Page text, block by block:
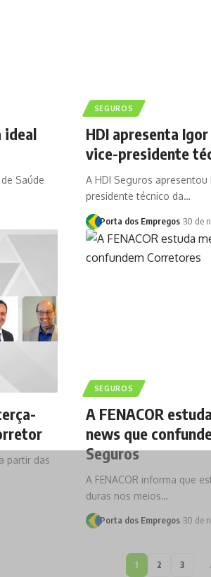
ideal
Saúde
SEGUROS
HDI apresenta
vice-presidente
A HDI Seguros
presidente técnico da…
Porta dos Empregos 30 de
partir das
SEGUROS
A FENACOR
news que
Seguros
A FENACOR informa que
duras nos meios…
Porta dos Empregos 30 de
1 2 3